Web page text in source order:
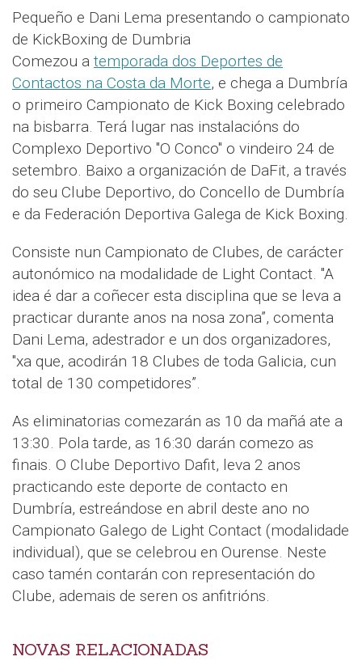
Pequeño e Dani Lema presentando o campionato
de KickBoxing de Dumbria
Comezou a temporada dos Deportes de
Contactos na Costa da Morte, e chega a Dumbría
o primeiro Campionato de Kick Boxing celebrado
na bisbarra. Terá lugar nas instalacións do
Complexo Deportivo "O Conco" o vindeiro 24 de
setembro. Baixo a organización de DaFit, a través
do seu Clube Deportivo, do Concello de Dumbría
e da Federación Deportiva Galega de Kick Boxing.
Consiste nun Campionato de Clubes, de carácter
autonómico na modalidade de Light Contact. "A
idea é dar a coñecer esta disciplina que se leva a
practicar durante anos na nosa zona”, comenta
Dani Lema, adestrador e un dos organizadores,
"xa que, acodirán 18 Clubes de toda Galicia, cun
total de 130 competidores”.
As eliminatorias comezarán as 10 da mañá ate a
13:30. Pola tarde, as 16:30 darán comezo as
finais. O Clube Deportivo Dafit, leva 2 anos
practicando este deporte de contacto en
Dumbría, estreándose en abril deste ano no
Campionato Galego de Light Contact (modalidade
individual), que se celebrou en Ourense. Neste
caso tamén contarán con representación do
Clube, ademais de seren os anfitrións.
NOVAS RELACIONADAS